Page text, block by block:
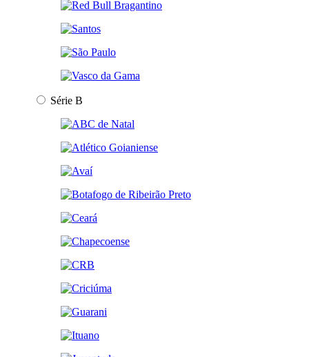
Série B